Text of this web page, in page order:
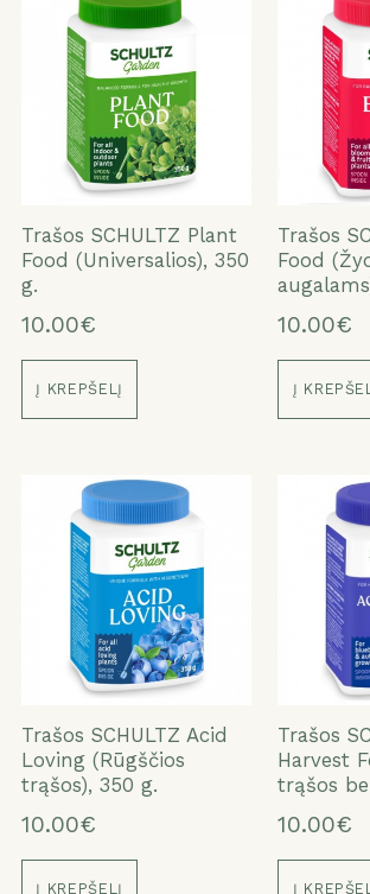
Trašos SCHULTZ Plant
Food (Universalios), 350
g.
10.00€
Į KREPŠELĮ
Trašos
Food
10.00€
Į
Trašos SCHULTZ Acid
Loving (Rūgščios
trąšos), 350 g.
10.00€
Į KREPŠELĮ
Trašos
Harvest
trąšos
10.00€
Į